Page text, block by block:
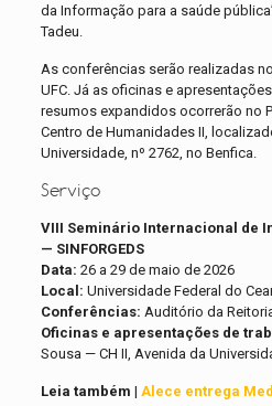
da Informação para a saúde
Tadeu.
As conferências serão realizadas
UFC. Já as oficinas e
resumos expandidos ocorrerão no
Centro de Humanidades II,
Universidade, nº 2762, no Benfica.
Serviço
VIII Seminário Internacional de
— SINFORGEDS
Data: 26 a 29 de maio de 2026
Local: Universidade Federal do
Conferências: Auditório da
Oficinas e apresentações de
Sousa — CH II, Avenida da
Leia também | Alece entrega